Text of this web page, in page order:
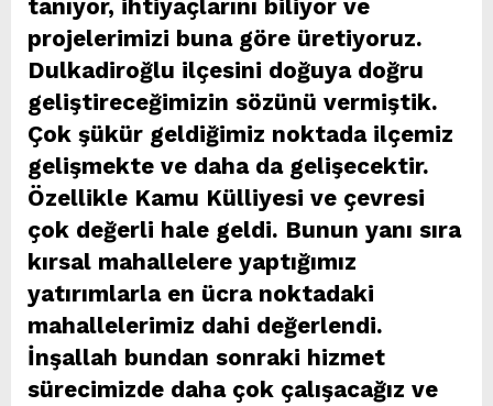
tanıyor, ihtiyaçlarını biliyor ve
projelerimizi buna göre üretiyoruz.
Dulkadiroğlu ilçesini doğuya doğru
geliştireceğimizin sözünü vermiştik.
Çok şükür geldiğimiz noktada ilçemiz
gelişmekte ve daha da gelişecektir.
Özellikle Kamu Külliyesi ve çevresi
çok değerli hale geldi. Bunun yanı sıra
kırsal mahallelere yaptığımız
yatırımlarla en ücra noktadaki
mahallelerimiz dahi değerlendi.
İnşallah bundan sonraki hizmet
sürecimizde daha çok çalışacağız ve